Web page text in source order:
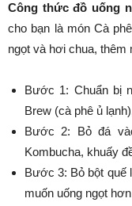
Công thức đồ uống
cho bạn là món Cà
ngọt và hơi chua, thêm
Bước 1: Chuẩn bị
Brew (cà phê ủ
Bước 2: Bỏ đá
Kombucha, khuấy
Bước 3: Bỏ bột quế
muốn uống ngọt hơn